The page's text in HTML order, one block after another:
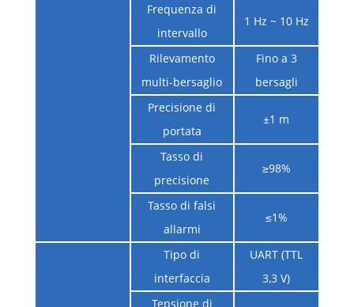
Frequenza di
intervallo
1 Hz ~ 10 Hz
Rilevamento
multi-bersaglio
Fino a 3
bersagli
Precisione di
portata
±1 m
Tasso di
precisione
≥98%
Tasso di falsi
allarmi
≤1%
Tipo di
interfaccia
UART (TTL
3,3 V)
Tensione di